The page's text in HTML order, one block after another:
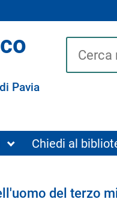
Pavia
Cerca su
Chiedi al
del terzo